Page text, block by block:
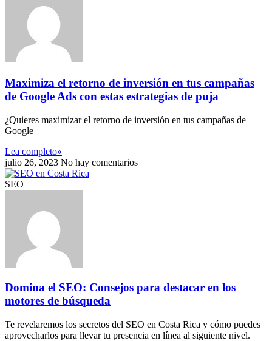
Maximiza el retorno de inversión en tus campañas
de Google Ads con estas estrategias de puja
¿Quieres maximizar el retorno de inversión en tus campañas de
Google
Lea completo»
julio 26, 2023 No hay comentarios
SEO
Domina el SEO: Consejos para destacar en los
motores de búsqueda
Te revelaremos los secretos del SEO en Costa Rica y cómo puedes
aprovecharlos para llevar tu presencia en línea al siguiente nivel.